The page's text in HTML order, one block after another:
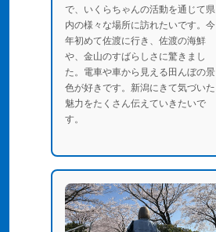
で、いくらちゃんの活動を通じて県
内の様々な場所に訪れたいです。今
年初めて佐渡に行き、佐渡の海鮮
や、金山のすばらしさに驚きまし
た。電車や車から見える田んぼの景
色が好きです。新潟にきて気づいた
魅力をたくさん伝えていきたいで
す。